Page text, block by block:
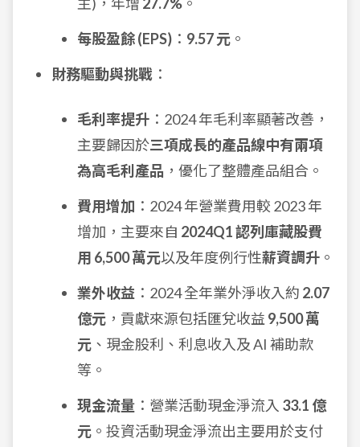
每股盈餘 (EPS) ： 9.57 元 。
財務驅動與挑戰 ：
毛利率提升 ：2024 年毛利率顯著改善，
主要歸因於三項成長的產品線中有兩項
為高毛利產品 ，優化了整體產品組合。
費用增加 ：2024 年營業費用較 2023 年
增加，主要來自 2024Q1 認列庫藏股費
用 6,500 萬元以及年度例行性薪資調升 。
業外收益 ：2024 全年業外淨收入約 2.07
億元 ，貢獻來源包括匯兌收益 9,500 萬
元 、現金股利、利息收入及 AI 補助款
等。
現金流量 ：營業活動現金淨流入 33.1 億
元 。投資活動現金淨流出主要用於支付